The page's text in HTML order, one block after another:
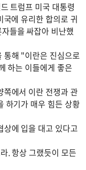
트럼프 미국 대통령
에 유리한 합의로 귀
들을 싸잡아 비난했
통해 "이란은 진심으로
하는 이들에게 좋은
에서 이란 전쟁과 관
하기가 매우 힘든 상황
에 입을 대고 있다고
. 항상 그랬듯이 모든